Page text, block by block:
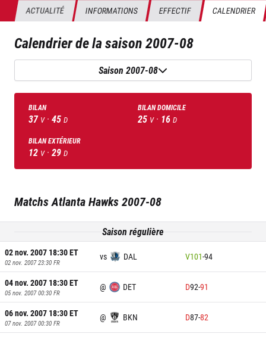
ACTUALITÉ INFORMATIONS EFFECTIF CALENDRIER
Calendrier de la saison2007-08
Saison 2007-08
BILAN
37 V · 45 D
BILAN DOMICILE
25 V · 16 D
BILAN EXTÉRIEUR
12 V · 29 D
MatchsAtlanta Hawks2007-08
Saison régulière
02 nov. 2007 18:30ET
02 nov. 2007 23:30 FR
vs DAL V101-94
04 nov. 2007 18:30ET
05 nov. 2007 00:30 FR
@ DET D92-91
06 nov. 2007 18:30ET
07 nov. 2007 00:30 FR
@ BKN D87-82